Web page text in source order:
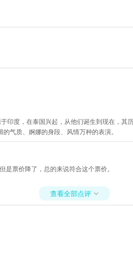
印度，在泰国兴起，从他们诞生到现在，
气质、婀娜的身段、风情万种的表演。
票价降了，总的来说符合这个票价。
查看全部点评 